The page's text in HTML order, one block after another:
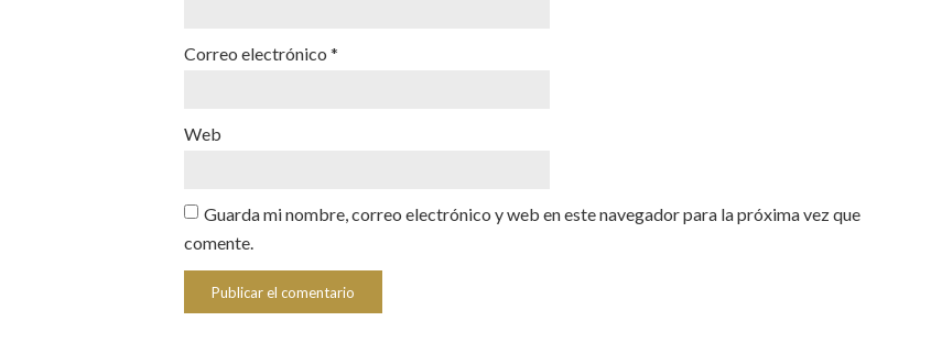
Correo electrónico *
Web
Guarda mi nombre, correo electrónico y web en este navegador para la próxima vez que
comente.